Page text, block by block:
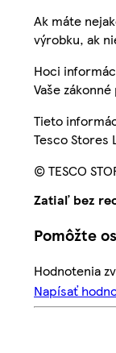
Ak máte
výrobku, ak
Hoci
Vaše
Tieto
Tesco Stores
© TESCO
Zatiaľ bez
Pomôžte
Hodnotenia
Napísať